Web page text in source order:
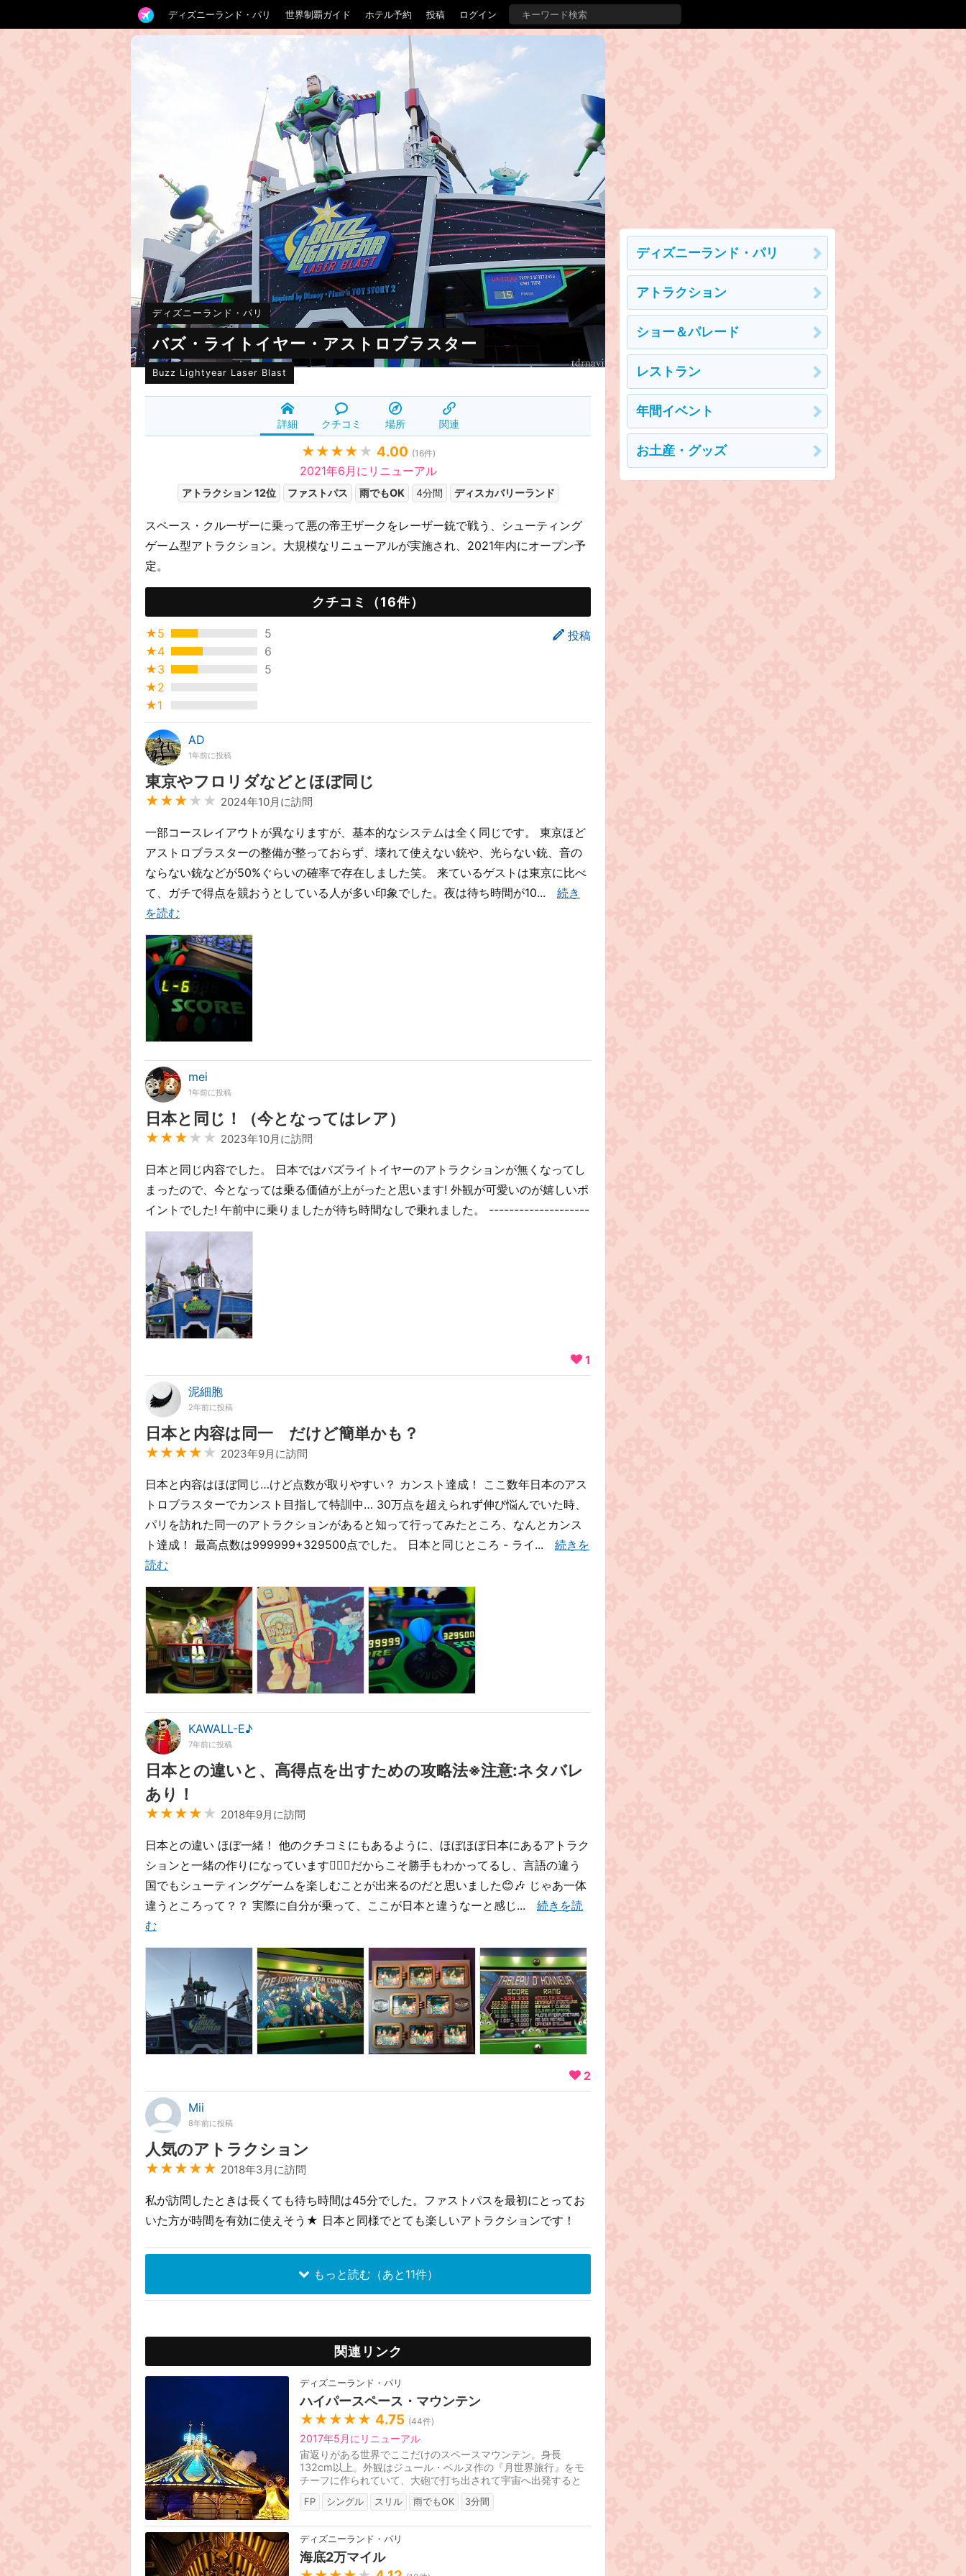
ディズニーランド・パリ 世界制覇ガイド ホテル予約 投稿 ログイン
ディズニーランド・パリ
バズ・ライトイヤー・アストロブラスター
Buzz Lightyear Laser Blast
詳細 クチコミ 場所 関連
★★★★ ★ 4.00 (16件)
2021年6月にリニューアル
アトラクション 12位 ファストパス 雨でもOK 4分間 ディスカバリーランド
スペース・クルーザーに乗って悪の帝王ザークをレーザー銃で戦う、シューティング
ゲーム型アトラクション。大規模なリニューアルが実施され、2021年内にオープン予
定。
クチコミ（16件）
投稿
★5
5
★4
6
★3
5
★2
★1
AD
1年前に投稿
東京やフロリダなどとほぼ同じ
★★★ ★★ 2024年10月に訪問
一部コースレイアウトが異なりますが、基本的なシステムは全く同じです。 東京ほど
アストロブラスターの整備が整っておらず、壊れて使えない銃や、光らない銃、音の
ならない銃などが50%ぐらいの確率で存在しました笑。 来ているゲストは東京に比べ
て、ガチで得点を競おうとしている人が多い印象でした。夜は待ち時間が10... 続き
を読む
mei
1年前に投稿
日本と同じ！（今となってはレア）
★★★ ★★ 2023年10月に訪問
日本と同じ内容でした。 日本ではバズライトイヤーのアトラクションが無くなってし
まったので、今となっては乗る価値が上がったと思います! 外観が可愛いのが嬉しいポ
イントでした! 午前中に乗りましたが待ち時間なしで乗れました。 --------------------
1
泥細胞
2年前に投稿
日本と内容は同一 だけど簡単かも？
★★★★ ★ 2023年9月に訪問
日本と内容はほぼ同じ…けど点数が取りやすい？ カンスト達成！ ここ数年日本のアス
トロブラスターでカンスト目指して特訓中… 30万点を超えられず伸び悩んでいた時、
パリを訪れた同一のアトラクションがあると知って行ってみたところ、なんとカンス
ト達成！ 最高点数は999999+329500点でした。 日本と同じところ - ライ... 続きを
読む
KAWALL-E♪
7年前に投稿
日本との違いと、高得点を出すための攻略法※注意:ネタバレ
あり！
★★★★ ★ 2018年9月に訪問
日本との違い ほぼ一緒！ 他のクチコミにもあるように、ほぼほぼ日本にあるアトラク
ションと一緒の作りになっています🙆‍♀️✨だからこそ勝手もわかってるし、言語の違う
国でもシューティングゲームを楽しむことが出来るのだと思いました😊🎶 じゃあ一体
違うところって？？ 実際に自分が乗って、ここが日本と違うなーと感じ... 続きを読
む
2
Mii
8年前に投稿
人気のアトラクション
★★★★★ 2018年3月に訪問
私が訪問したときは長くても待ち時間は45分でした。ファストパスを最初にとってお
いた方が時間を有効に使えそう★ 日本と同様でとても楽しいアトラクションです！
もっと読む（あと11件）
関連リンク
ディズニーランド・パリ
ハイパースペース・マウンテン
★★★★★ 4.75 (44件)
2017年5月にリニューアル
宙返りがある世界でここだけのスペースマウンテン。身長
132cm以上。外観はジュール・ベルヌ作の『月世界旅行』をモ
チーフに作られていて、大砲で打ち出されて宇宙へ出発すると
いうストーリー。2017年5月7日よりス...
FP シングル スリル 雨でもOK 3分間
ディズニーランド・パリ
海底2万マイル
ディズニーランド・パリ
アトラクション
ショー＆パレード
レストラン
年間イベント
お土産・グッズ